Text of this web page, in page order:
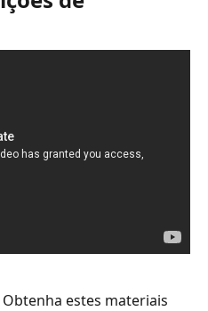
estes materiais